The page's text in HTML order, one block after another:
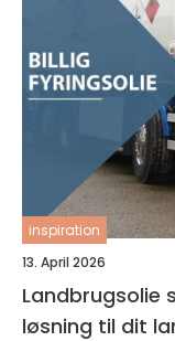
inspiration
13. April 2026
Landbrugsolie sådan vælger du den rigtige
løsning til dit